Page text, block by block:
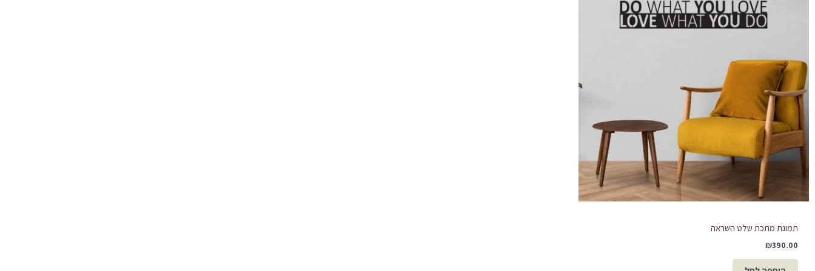
תמונת מתכת שלט השראה
₪390.00